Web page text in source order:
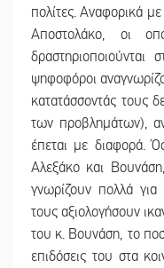
πολίτες. Αναφορικά
Αποστολάκο, oι
δραστηριοποιούνται
ψηφοφόροι
κατατάσσοντάς τους
των προβλημάτων),
έπεται με διαφορά.
Αλεξάκο και
γνωρίζουν πολλά
τους αξιολογήσουν
του κ. Βουνάση, το
επιδόσεις του στα